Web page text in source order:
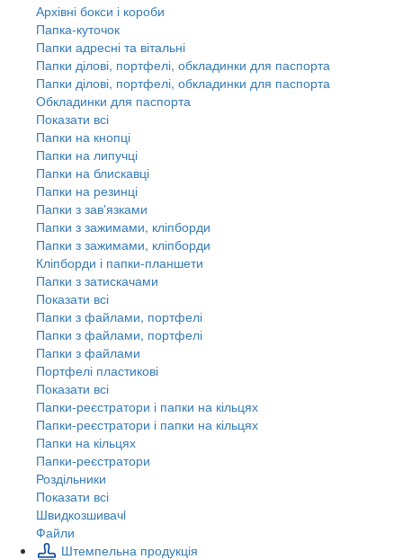
Архівні бокси і короби
Папка-куточок
Папки адресні та вітальні
Папки ділові, портфелі, обкладинки для паспорта
Папки ділові, портфелі, обкладинки для паспорта
Обкладинки для паспорта
Показати всі
Папки на кнопці
Папки на липучці
Папки на блискавці
Папки на резинці
Папки з зав'язками
Папки з зажимами, кліпборди
Папки з зажимами, кліпборди
Кліпборди і папки-планшети
Папки з затискачами
Показати всі
Папки з файлами, портфелі
Папки з файлами, портфелі
Папки з файлами
Портфелі пластикові
Показати всі
Папки-реєстратори і папки на кільцях
Папки-реєстратори і папки на кільцях
Папки на кільцях
Папки-реєстратори
Роздільники
Показати всі
Швидкозшивачi
Файли
Штемпельна продукція